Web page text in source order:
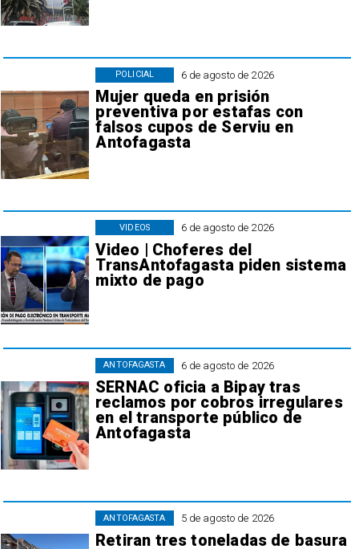
6 de agosto de 2026
Mujer queda en prisión
preventiva por estafas con
falsos cupos de Serviu en
Antofagasta
POLICIAL
6 de agosto de 2026
Video | Choferes del
TransAntofagasta piden sistema
mixto de pago
VIDEOS
6 de agosto de 2026
SERNAC oficia a Bipay tras
reclamos por cobros irregulares
en el transporte público de
Antofagasta
ANTOFAGASTA
5 de agosto de 2026
Retiran tres toneladas de basura
ANTOFAGASTA